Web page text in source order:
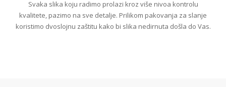
Svaka slika koju radimo prolazi kroz više nivoa kontrolu
kvalitete, pazimo na sve detalje. Prilikom pakovanja za slanje
koristimo dvoslojnu zaštitu kako bi slika nedirnuta došla do Vas.